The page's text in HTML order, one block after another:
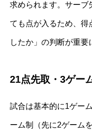
求められます。サーブ
ても点が入るため、得
したか」の判断が重要
21点先取・3ゲー
試合は基本的に1ゲー
ーム制（先に2ゲーム